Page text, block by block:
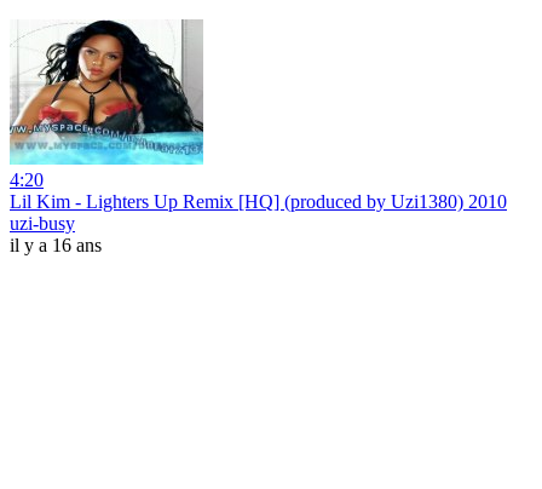
4:20
Lil Kim - Lighters Up Remix [HQ] (produced by Uzi1380) 2010
uzi-busy
il y a 16 ans